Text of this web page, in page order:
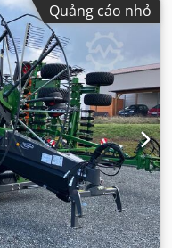
Quảng cáo nhỏ